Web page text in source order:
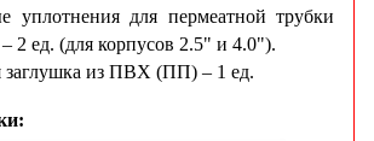
уплотнения для пермеатной трубки
2 ед. (для корпусов 2.5" и 4.0").
заглушка из ПВХ (ПП) – 1 ед.